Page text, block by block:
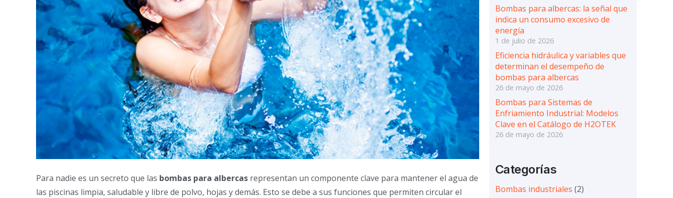
Para nadie es un secreto que las bombas para albercas representan un componente clave para mantener el agua de
las piscinas limpia, saludable y libre de polvo, hojas y demás. Esto se debe a sus funciones que permiten circular el
Bombas para albercas: la señal que
indica un consumo excesivo de
energía
1 de julio de 2026
Eficiencia hidráulica y variables que
determinan el desempeño de
bombas para albercas
26 de mayo de 2026
Bombas para Sistemas de
Enfriamiento Industrial: Modelos
Clave en el Catálogo de H2OTEK
26 de mayo de 2026
Categorías
Bombas industriales (2)